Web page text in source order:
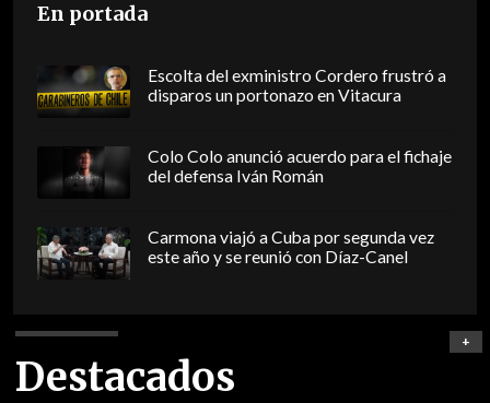
En portada
Escolta del exministro Cordero frustró a
disparos un portonazo en Vitacura
Colo Colo anunció acuerdo para el fichaje
del defensa Iván Román
Carmona viajó a Cuba por segunda vez
este año y se reunió con Díaz-Canel
Destacados
+